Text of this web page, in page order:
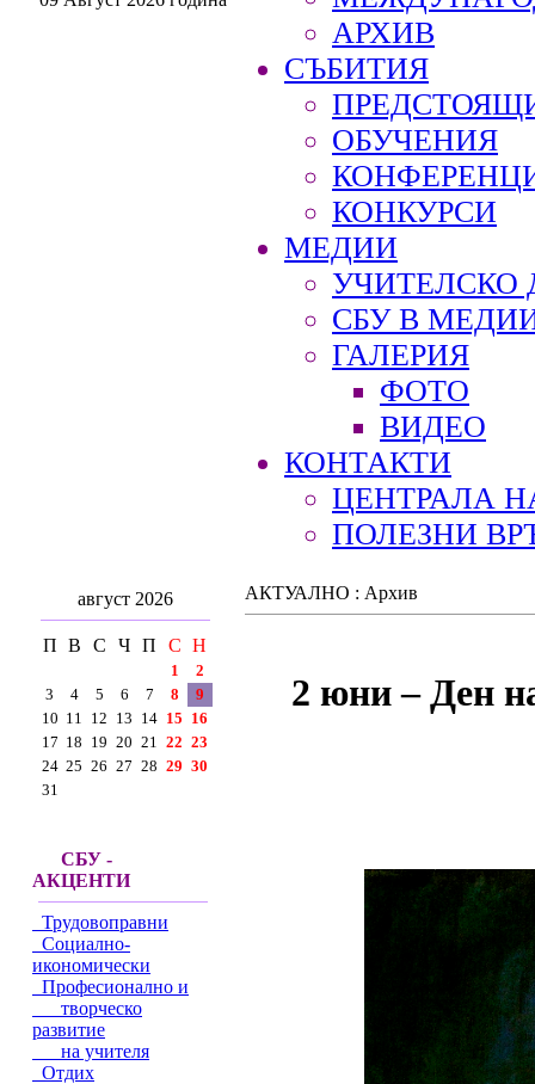
АРХИВ
СЪБИТИЯ
ОБУЧЕНИЯ
КОНКУРСИ
МЕДИИ
УЧИТЕЛСКО
СБУ В
ГАЛЕРИЯ
ФОТО
ВИДЕО
КОНТАКТИ
ЦЕНТРАЛА
ПОЛЕЗНИ
август 2026
П В С Ч П С Н
1
2
3
4 5 6 7 8
9
10 11 12 13 14 15 16
17 18 19 20 21 22 23
24 25 26 27 28 29 30
31
СБУ -
АКЦЕНТИ
Трудовоправни
Социално-
икономически
Професионално и
творческо
развитие
на учителя
Отдих
АКТУАЛНО : Архив
2 юни – Ден